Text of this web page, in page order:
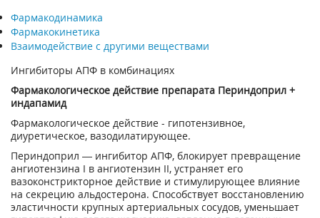
Фармакодинамика
Фармакокинетика
Взаимодействие с другими веществами
Ингибиторы АПФ в комбинациях
Фармакологическое действие препарата Периндоприл +
индапамид
Фармакологическое действие - гипотензивное,
диуретическое, вазодилатирующее.
Периндоприл — ингибитор АПФ, блокирует превращение
ангиотензина I в ангиотензин II, устраняет его
вазоконстрикторное действие и стимулирующее влияние
на секрецию альдостерона. Способствует восстановлению
эластичности крупных артериальных сосудов, уменьшает